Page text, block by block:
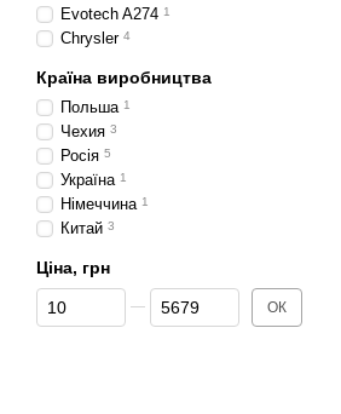
Evotech A274 1
Chrysler 4
Країна виробництва
Польша 1
Чехия 3
Росія 5
Україна 1
Німеччина 1
Китай 3
Ціна, грн
Від Ціна, грн
До Ціна, грн ОК